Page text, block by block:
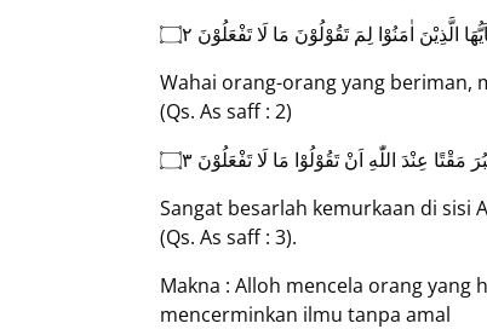
الَّذِيْنَ اٰمَنُوْا لِمَ تَقُوْلُوْنَ مَا لَا تَفْعَلُوْنَ ۝٢
Wahai orang-orang yang beriman,
(Qs. As saff : 2)
مَقْتًا عِنْدَ اللّٰهِ اَنْ تَقُوْلُوْا مَا لَا تَفْعَلُوْنَ ۝٣
Sangat besarlah kemurkaan di sisi
(Qs. As saff : 3).
Makna : Alloh mencela orang yang
mencerminkan ilmu tanpa amal